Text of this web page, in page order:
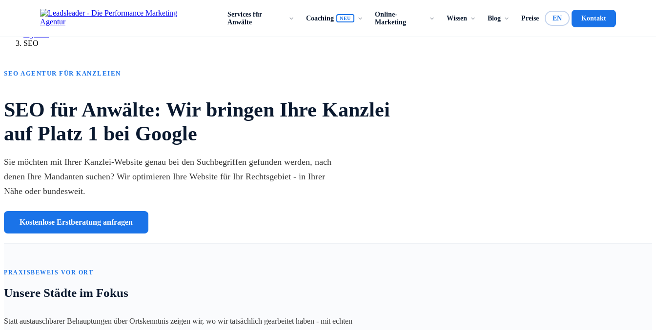
Services für
Anwälte
Coaching NEU
Online-
Marketing
Wissen Blog Preise EN Kontakt
SEO
SEO AGENTUR FÜR KANZLEIEN
SEO für Anwälte: Wir bringen Ihre Kanzlei
auf Platz 1 bei Google
Sie möchten mit Ihrer Kanzlei-Website genau bei den Suchbegriffen gefunden werden, nach
denen Ihre Mandanten suchen? Wir optimieren Ihre Website für Ihr Rechtsgebiet - in Ihrer
Nähe oder bundesweit.
Kostenlose Erstberatung anfragen
PRAXISBEWEIS VOR ORT
Unsere Städte im Fokus
Statt austauschbarer Behauptungen über Ortskenntnis zeigen wir, wo wir tatsächlich gearbeitet haben - mit echten